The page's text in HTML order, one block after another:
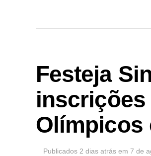
Festeja
inscrições
Olímpicos
Publicados 2 dias atrás em 7 de